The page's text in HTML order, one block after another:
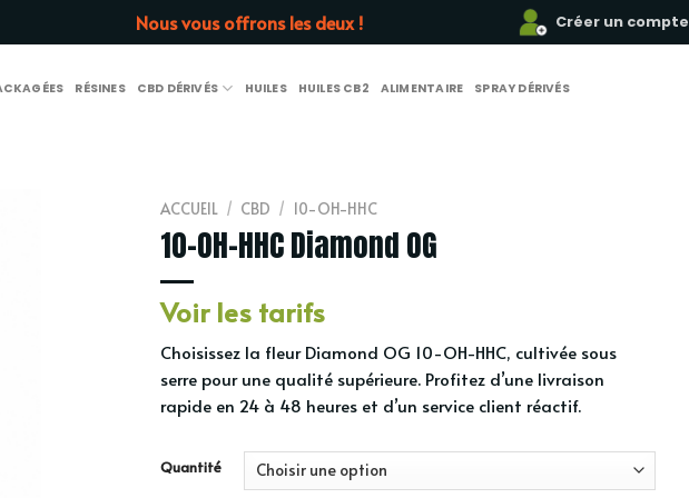
Nous vous offrons les deux ! Créer un compte
RÉSINES CBD DÉRIVÉS HUILES HUILES CB2 ALIMENTAIRE SPRAY DÉRIVÉS
ACCUEIL / CBD / 10-OH-HHC
10-OH-HHC Diamond OG
Voir les tarifs
Choisissez la fleur Diamond OG 10-OH-HHC, cultivée sous
serre pour une qualité supérieure. Profitez d’une livraison
rapide en 24 à 48 heures et d’un service client réactif.
Quantité